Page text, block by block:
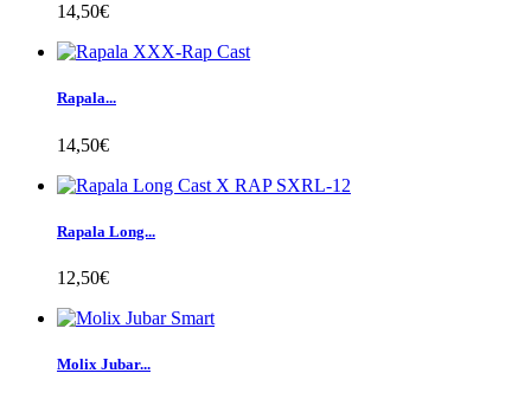
14,50€
Rapala...
14,50€
Rapala Long...
12,50€
Molix Jubar...